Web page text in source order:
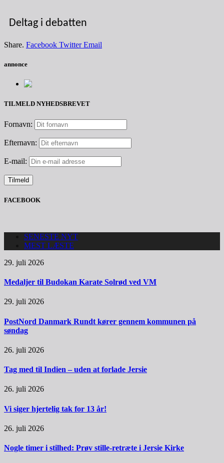
Deltag i debatten
Share. Facebook Twitter Email
annonce
TILMELD NYHEDSBREVET
Fornavn:
Efternavn:
E-mail:
FACEBOOK
SENESTE NYT
MEST LÆSTE
29. juli 2026
Medaljer til Budokan Karate Solrød ved VM
29. juli 2026
PostNord Danmark Rundt kører gennem kommunen på
søndag
26. juli 2026
Tag med til Indien – uden at forlade Jersie
26. juli 2026
Vi siger hjertelig tak for 13 år!
26. juli 2026
Nogle timer i stilhed: Prøv stille-retræte i Jersie Kirke